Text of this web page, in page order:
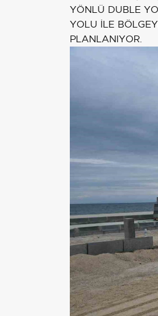
YÖNLÜ DUBLE
YOLU İLE
PLANLANIYOR.